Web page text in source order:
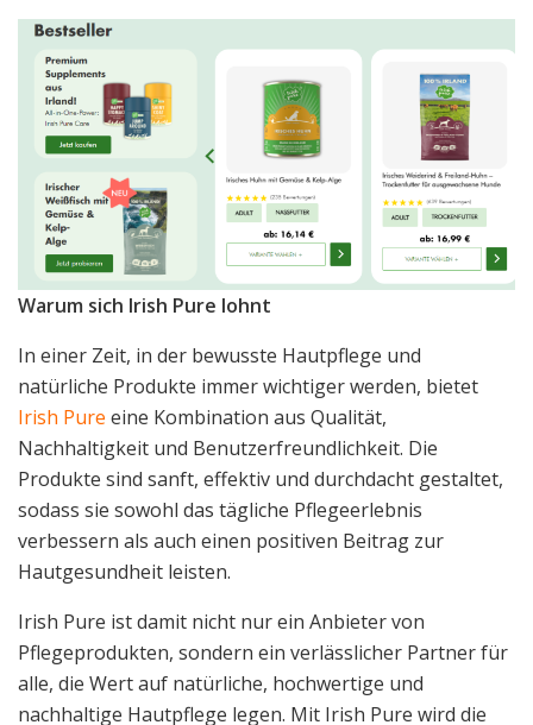
Warum sich Irish Pure lohnt
In einer Zeit, in der bewusste Hautpflege und
natürliche Produkte immer wichtiger werden, bietet
Irish Pure eine Kombination aus Qualität,
Nachhaltigkeit und Benutzerfreundlichkeit. Die
Produkte sind sanft, effektiv und durchdacht gestaltet,
sodass sie sowohl das tägliche Pflegeerlebnis
verbessern als auch einen positiven Beitrag zur
Hautgesundheit leisten.
Irish Pure ist damit nicht nur ein Anbieter von
Pflegeprodukten, sondern ein verlässlicher Partner für
alle, die Wert auf natürliche, hochwertige und
nachhaltige Hautpflege legen. Mit Irish Pure wird die